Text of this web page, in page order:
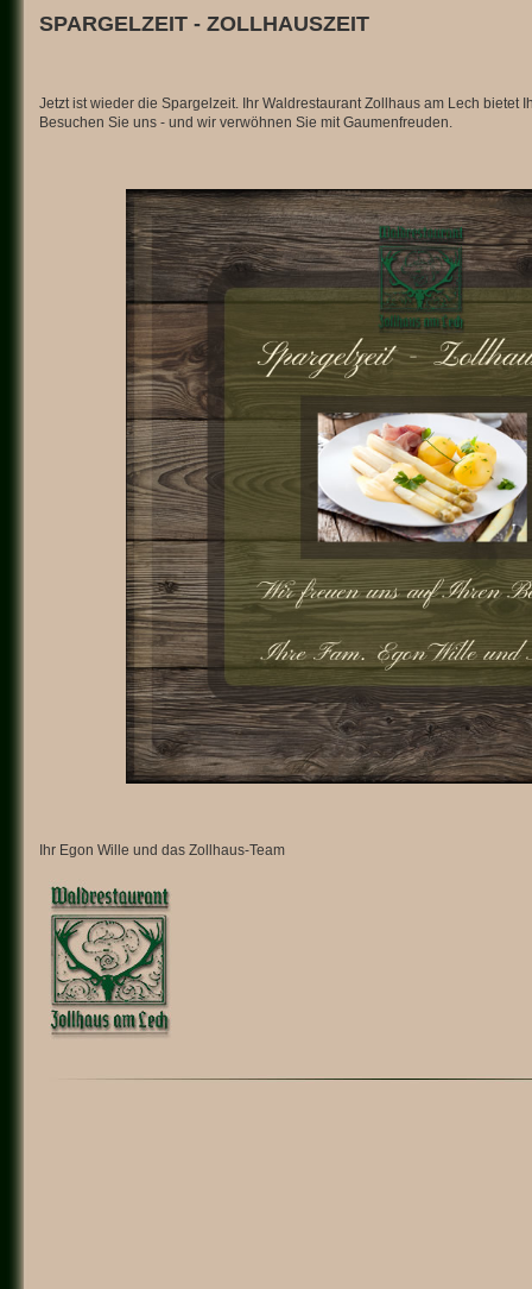
SPARGELZEIT - ZOLLHAUSZEIT
Jetzt ist wieder die Spargelzeit. Ihr Waldrestaurant Zollhaus am Lech bietet
Besuchen Sie uns - und wir verwöhnen Sie mit Gaumenfreuden.
Ihr Egon Wille und das Zollhaus-Team